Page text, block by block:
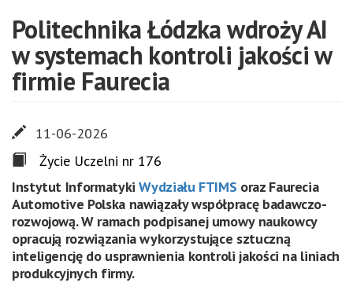
Politechnika Łódzka wdroży AI
w systemach kontroli jakości w
firmie Faurecia
11-06-2026
Życie Uczelni nr 176
Instytut InformatykiWydziału FTIMS oraz Faurecia
Automotive Polska nawiązały współpracę badawczo-
rozwojową. W ramach podpisanej umowy naukowcy
opracują rozwiązania wykorzystujące sztuczną
inteligencję do usprawnienia kontroli jakości na liniach
produkcyjnych firmy.